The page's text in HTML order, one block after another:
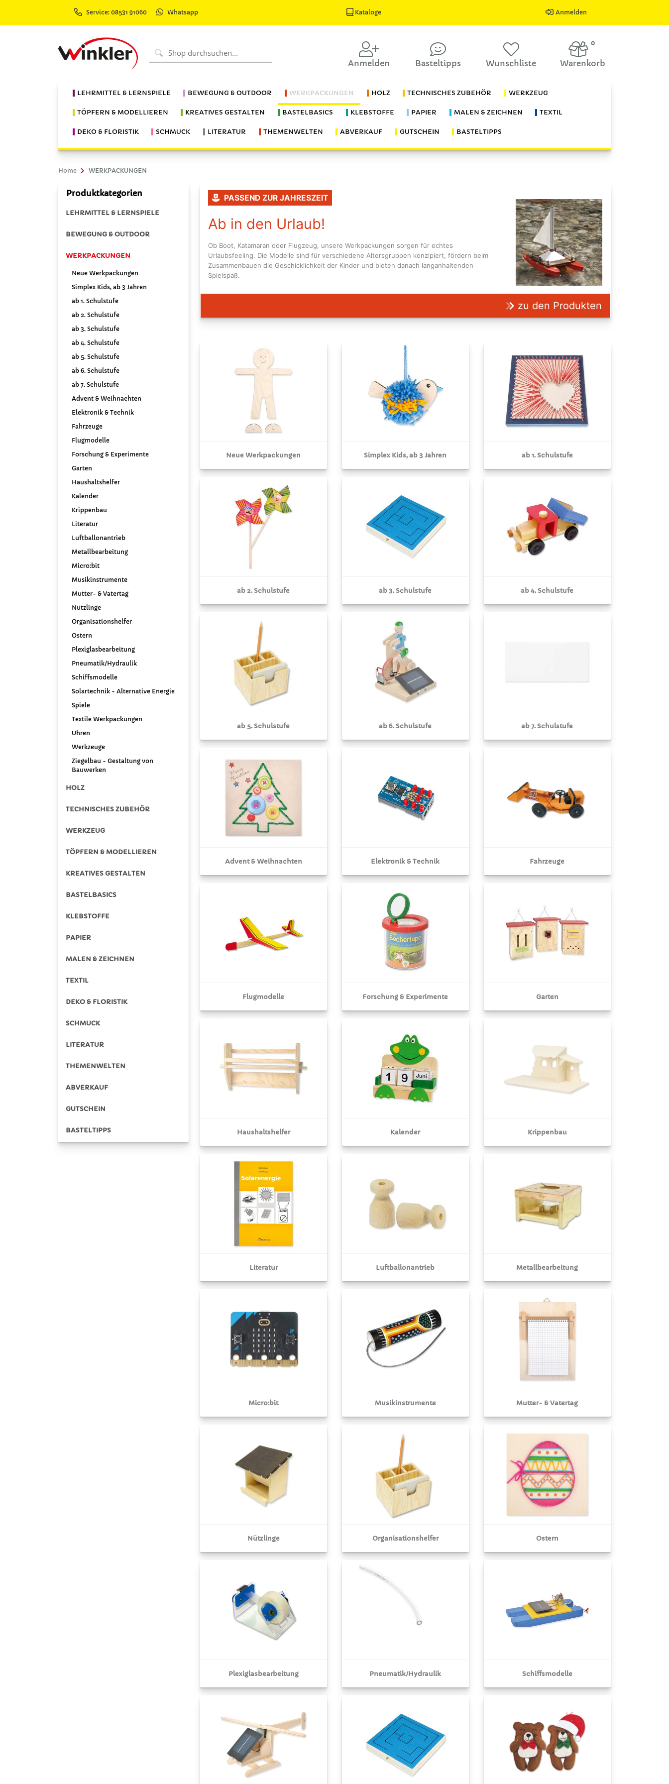
Service: 08531 91060 Whatsapp Kataloge Anmelden
Anmelden Basteltipps Wunschliste
0
Warenkorb
LEHRMITTEL & LERNSPIELE BEWEGUNG & OUTDOOR WERKPACKUNGEN HOLZ TECHNISCHES ZUBEHÖR WERKZEUG
TÖPFERN & MODELLIEREN KREATIVES GESTALTEN BASTELBASICS KLEBSTOFFE PAPIER MALEN & ZEICHNEN TEXTIL
DEKO & FLORISTIK SCHMUCK LITERATUR THEMENWELTEN ABVERKAUF GUTSCHEIN BASTELTIPPS
Home WERKPACKUNGEN
Produktkategorien
LEHRMITTEL & LERNSPIELE
BEWEGUNG & OUTDOOR
WERKPACKUNGEN
Neue Werkpackungen
Simplex Kids, ab 3 Jahren
ab 1. Schulstufe
ab 2. Schulstufe
ab 3. Schulstufe
ab 4. Schulstufe
ab 5. Schulstufe
ab 6. Schulstufe
ab 7. Schulstufe
Advent & Weihnachten
Elektronik & Technik
Fahrzeuge
Flugmodelle
Forschung & Experimente
Garten
Haushaltshelfer
Kalender
Krippenbau
Literatur
Luftballonantrieb
Metallbearbeitung
Micro:bit
Musikinstrumente
Mutter- & Vatertag
Nützlinge
Organisationshelfer
Ostern
Plexiglasbearbeitung
Pneumatik/Hydraulik
Schiffsmodelle
Solartechnik - Alternative Energie
Spiele
Textile Werkpackungen
Uhren
Werkzeuge
Ziegelbau - Gestaltung von
Bauwerken
HOLZ
TECHNISCHES ZUBEHÖR
WERKZEUG
TÖPFERN & MODELLIEREN
KREATIVES GESTALTEN
BASTELBASICS
KLEBSTOFFE
PAPIER
MALEN & ZEICHNEN
TEXTIL
DEKO & FLORISTIK
SCHMUCK
LITERATUR
THEMENWELTEN
ABVERKAUF
GUTSCHEIN
BASTELTIPPS
PASSEND ZUR JAHRESZEIT
Ab in den Urlaub!
Ob Boot, Katamaran oder Flugzeug, unsere Werkpackungen sorgen für echtes
Urlaubsfeeling. Die Modelle sind für verschiedene Altersgruppen konzipiert, fördern beim
Zusammenbauen die Geschicklichkeit der Kinder und bieten danach langanhaltenden
Spielspaß.
zu den Produkten
Neue Werkpackungen Simplex Kids, ab 3 Jahren ab 1. Schulstufe
ab 2. Schulstufe ab 3. Schulstufe ab 4. Schulstufe
ab 5. Schulstufe ab 6. Schulstufe ab 7. Schulstufe
Advent & Weihnachten Elektronik & Technik Fahrzeuge
Flugmodelle Forschung & Experimente Garten
Haushaltshelfer Kalender Krippenbau
Literatur Luftballonantrieb Metallbearbeitung
Micro:bit Musikinstrumente Mutter- & Vatertag
Nützlinge Organisationshelfer Ostern
Plexiglasbearbeitung Pneumatik/Hydraulik Schiffsmodelle